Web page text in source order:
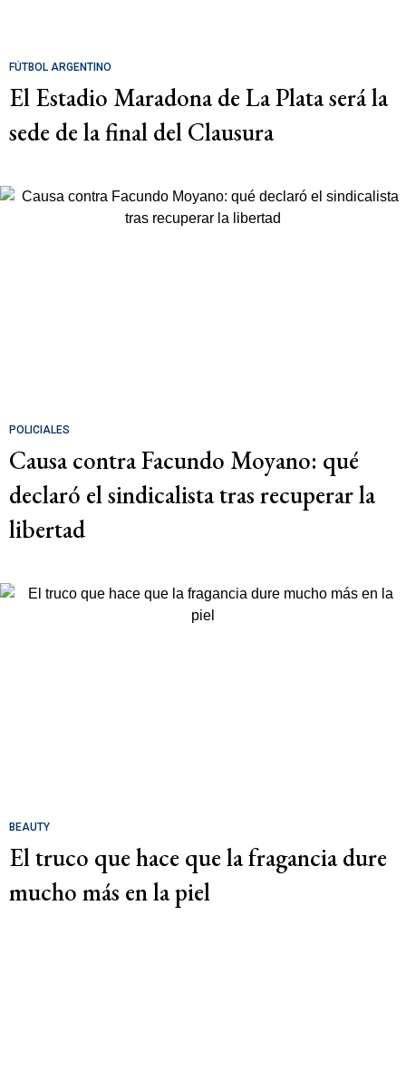
FÚTBOL ARGENTINO
El Estadio Maradona de La Plata será la
sede de la final del Clausura
POLICIALES
Causa contra Facundo Moyano: qué
declaró el sindicalista tras recuperar la
libertad
BEAUTY
El truco que hace que la fragancia dure
mucho más en la piel